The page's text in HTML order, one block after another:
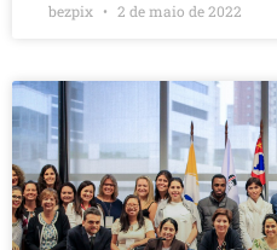
bezpix 2 de maio de 2022